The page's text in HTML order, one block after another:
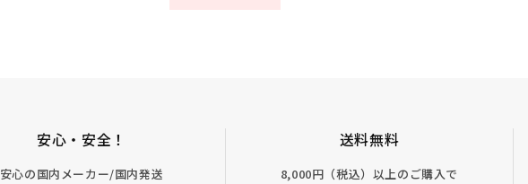
安心・安全！
安心の国内メーカー/国内発送
送料無料
8,000円（税込）以上のご購入で